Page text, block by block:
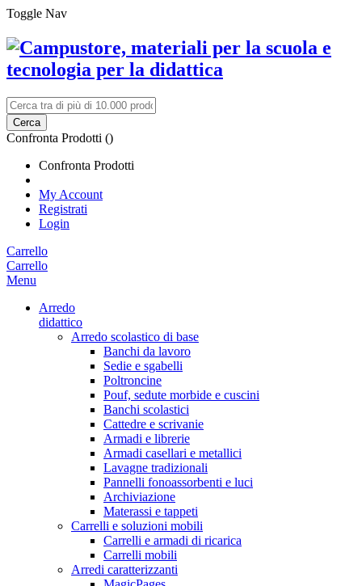
Toggle Nav
Cerca
Confronta Prodotti ()
Confronta Prodotti
My Account
Registrati
Login
Carrello
Carrello
Menu
Arredo
didattico
Arredo scolastico di base
Banchi da lavoro
Sedie e sgabelli
Poltroncine
Pouf, sedute morbide e cuscini
Banchi scolastici
Cattedre e scrivanie
Armadi e librerie
Armadi casellari e metallici
Lavagne tradizionali
Pannelli fonoassorbenti e luci
Archiviazione
Materassi e tappeti
Carrelli e soluzioni mobili
Carrelli e armadi di ricarica
Carrelli mobili
Arredi caratterizzanti